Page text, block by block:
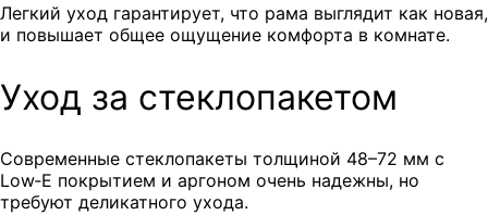
Легкий уход гарантирует, что рама выглядит как новая,
и повышает общее ощущение комфорта в комнате.
Уход за стеклопакетом
Современные стеклопакеты толщиной 48–72 мм с
Low‑E покрытием и аргоном очень надежны, но
требуют деликатного ухода.